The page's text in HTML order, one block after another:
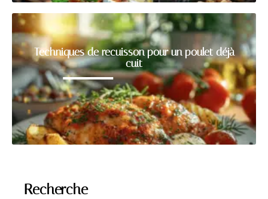
Techniques de recuisson pour un poulet déjà
cuit
Recherche